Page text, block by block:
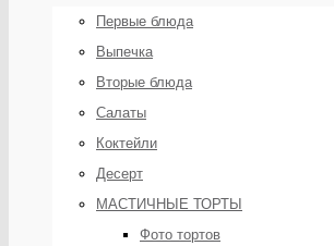
Первые блюда
Выпечка
Вторые блюда
Салаты
Коктейли
Десерт
МАСТИЧНЫЕ ТОРТЫ
Фото тортов